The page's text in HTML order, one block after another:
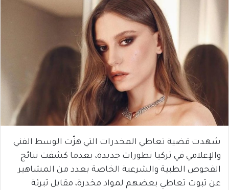
شهدت قضية تعاطي المخدرات التي هزّت الوسط الفني
والإعلامي في تركيا تطورات جديدة، بعدما كشفت نتائج
الفحوص الطبية والشرعية الخاصة بعدد من المشاهير
عن ثبوت تعاطي بعضهم لمواد مخدرة، مقابل تبرئة